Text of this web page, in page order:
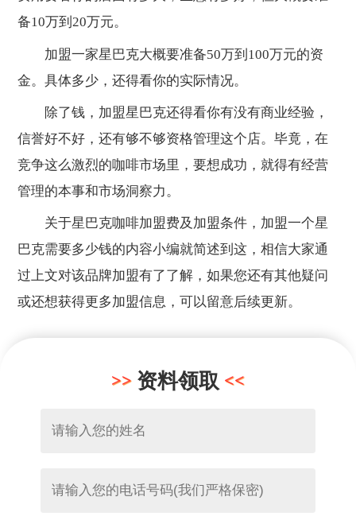
备10万到20万元。
加盟一家星巴克大概要准备50万到100万元的资
金。具体多少，还得看你的实际情况。
除了钱，加盟星巴克还得看你有没有商业经验，
信誉好不好，还有够不够资格管理这个店。毕竟，在
竞争这么激烈的咖啡市场里，要想成功，就得有经营
管理的本事和市场洞察力。
关于星巴克咖啡加盟费及加盟条件，加盟一个星
巴克需要多少钱的内容小编就简述到这，相信大家通
过上文对该品牌加盟有了了解，如果您还有其他疑问
或还想获得更多加盟信息，可以留意后续更新。
资料领取